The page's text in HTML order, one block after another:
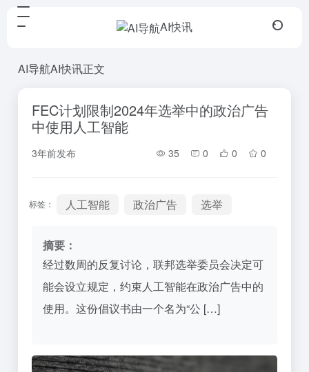
AI快讯
AI导航AI快讯正文
FEC计划限制2024年选举中的政治广告
中使用人工智能
3年前发布 35 0 0 0
标签： 人工智能 政治广告 选举
摘要：
经过数周的反复讨论，联邦选举委员会决定可
能会设立规定，约束人工智能在政治广告中的
使用。这份倡议书由一个名为“公 […]